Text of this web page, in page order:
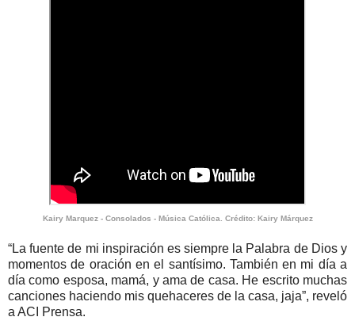
Kairy Marquez - Consolados - Música Católica. Crédito: Kairy Márquez
“La fuente de mi inspiración es siempre la Palabra de Dios y
momentos de oración en el santísimo. También en mi día a
día como esposa, mamá, y ama de casa. He escrito muchas
canciones haciendo mis quehaceres de la casa, jaja”, reveló
a ACI Prensa.